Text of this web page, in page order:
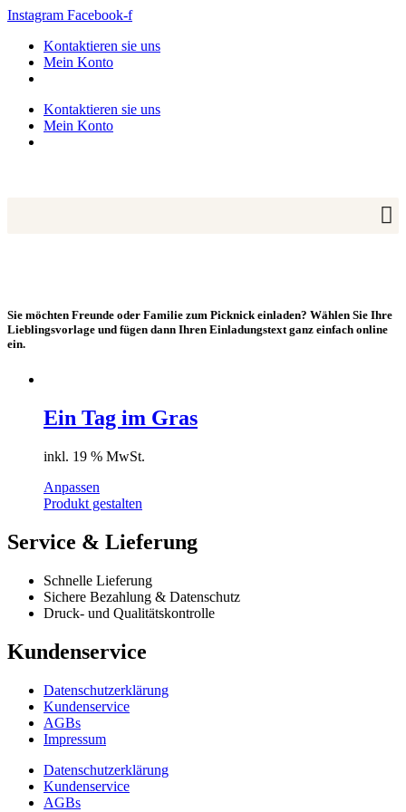
Zum
springen
Instagram Facebook-f
Kontaktieren sie uns
Mein Konto
Kontaktieren sie uns
Mein Konto
Sie möchten Freunde oder Familie zum Picknick einladen? Wählen Sie Ihre
Lieblingsvorlage und fügen dann Ihren Einladungstext ganz einfach online
ein.
Ein Tag im Gras
inkl. 19 % MwSt.
Anpassen
Produkt gestalten
Service & Lieferung
Schnelle Lieferung
Sichere Bezahlung & Datenschutz
Druck- und Qualitätskontrolle
Kundenservice
Datenschutzerklärung
Kundenservice
AGBs
Impressum
Datenschutzerklärung
Kundenservice
AGBs